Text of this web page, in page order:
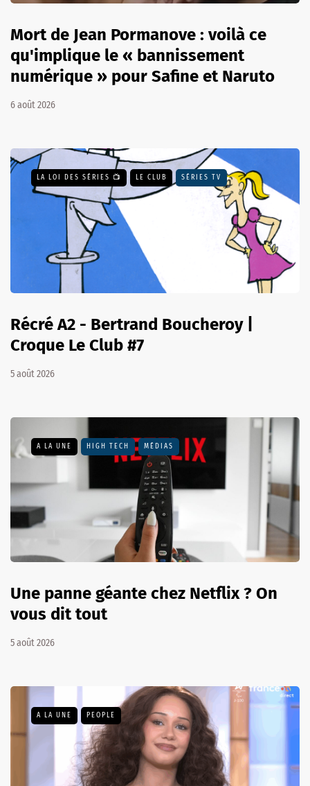
Mort de Jean Pormanove : voilà ce
qu'implique le « bannissement
numérique » pour Safine et Naruto
6 août 2026
LA LOI DES SÉRIES 📺 LE CLUB SÉRIES TV
Récré A2 - Bertrand Boucheroy |
Croque Le Club #7
5 août 2026
A LA UNE HIGH TECH MÉDIAS
Une panne géante chez Netflix ? On
vous dit tout
5 août 2026
A LA UNE PEOPLE